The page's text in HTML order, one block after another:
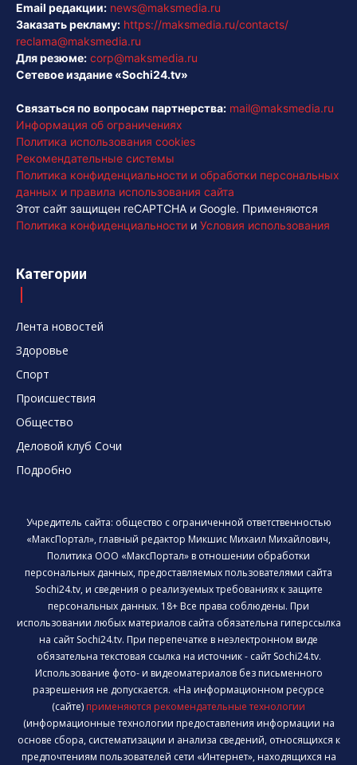
Email редакции: news@maksmedia.ru
Заказать рекламу: https://maksmedia.ru/contacts/
reclama@maksmedia.ru
Для резюме: corp@maksmedia.ru
Сетевое издание «Sochi24.tv»
Связаться по вопросам партнерства: mail@maksmedia.ru
Информация об ограничениях
Политика использования cookies
Рекомендательные системы
Политика конфиденциальности и обработки персональных
данных и правила использования сайта
Этот сайт защищен reCAPTCHA и Google. Применяются
Политика конфиденциальности и Условия использования
Категории
Лента новостей
Здоровье
Спорт
Происшествия
Общество
Деловой клуб Сочи
Подробно
Учредитель сайта: общество с ограниченной ответственностью
«МаксПортал», главный редактор Микшис Михаил Михайлович,
Политика ООО «МаксПортал» в отношении обработки
персональных данных, предоставляемых пользователями сайта
Sochi24.tv, и сведения о реализуемых требованиях к защите
персональных данных. 18+ Все права соблюдены. При
использовании любых материалов сайта обязательна гиперссылка
на сайт Sochi24.tv. При перепечатке в неэлектронном виде
обязательна текстовая ссылка на источник - сайт Sochi24.tv.
Использование фото- и видеоматериалов без письменного
разрешения не допускается. «На информационном ресурсе
(сайте) применяются рекомендательные технологии
(информационные технологии предоставления информации на
основе сбора, систематизации и анализа сведений, относящихся к
предпочтениям пользователей сети «Интернет», находящихся на